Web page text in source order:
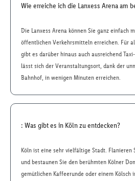
Wie erreiche ich die Lanxess Arena am
Die Lanxess Arena können Sie ganz einfach
öffentlichen Verkehrsmitteln erreichen. Für
gibt es darüber hinaus auch ausreichend
lässt sich der Veranstaltungsort, dank der
Bahnhof, in wenigen Minuten erreichen.
: Was gibt es in Köln zu entdecken?
Köln ist eine sehr vielfältige Stadt. Flanieren
und bestaunen Sie den berühmten Kölner
gemütlichen Kaffeerunde oder einem Kölsch